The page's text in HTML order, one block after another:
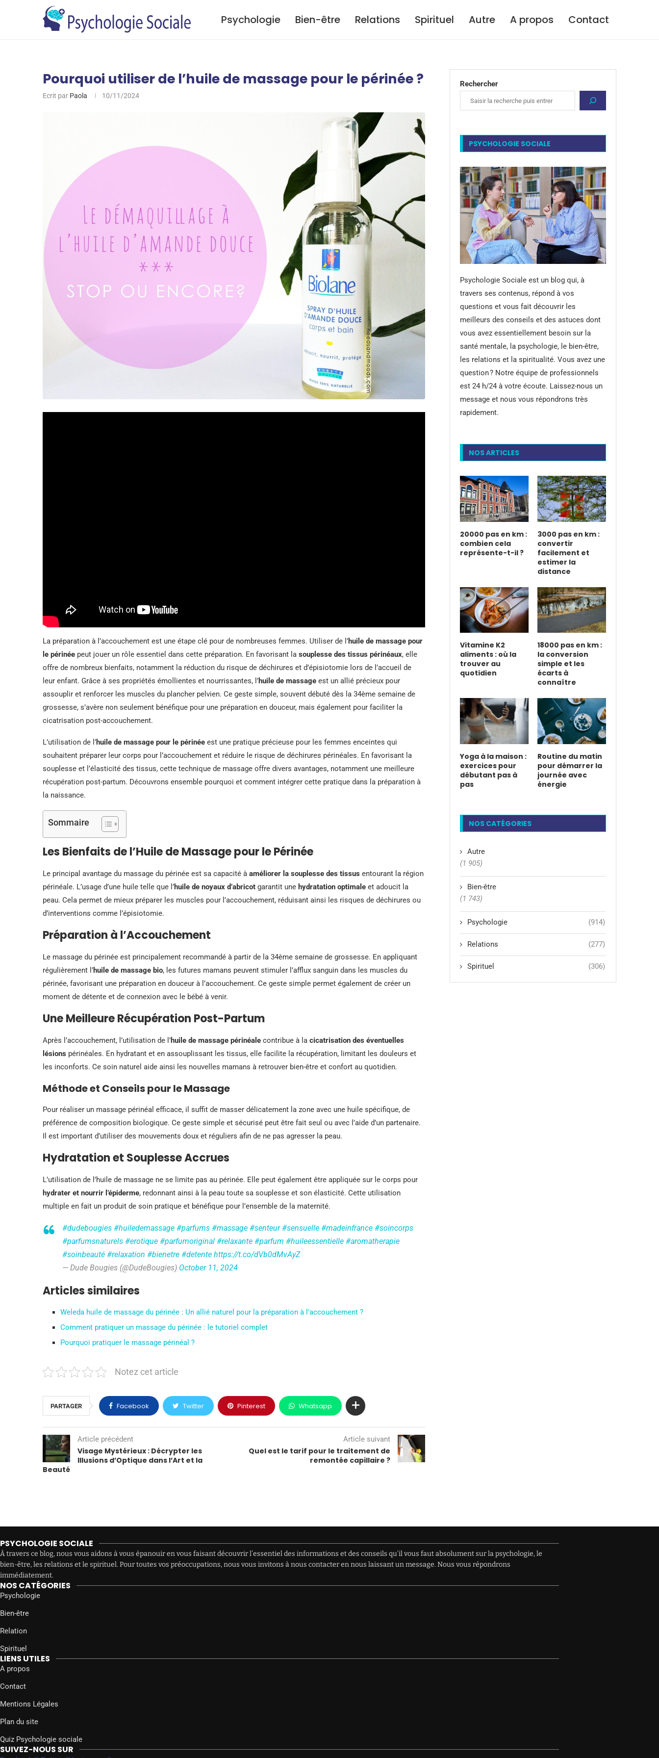
Psychologie Bien-être Relations Spirituel Autre A propos Contact
Pourquoi utiliser de l’huile de massage pour le périnée ?
Ecrit par Paola 10/11/2024
La préparation à l’accouchement est une étape clé pour de nombreuses femmes. Utiliser de l’huile de massage pour
le périnée peut jouer un rôle essentiel dans cette préparation. En favorisant la souplesse des tissus périnéaux, elle
offre de nombreux bienfaits, notamment la réduction du risque de déchirures et d’épisiotomie lors de l’accueil de
leur enfant. Grâce à ses propriétés émollientes et nourrissantes, l’huile de massage est un allié précieux pour
assouplir et renforcer les muscles du plancher pelvien. Ce geste simple, souvent débuté dès la 34ème semaine de
grossesse, s’avère non seulement bénéfique pour une préparation en douceur, mais également pour faciliter la
cicatrisation post-accouchement.
L’utilisation de l’huile de massage pour le périnée est une pratique précieuse pour les femmes enceintes qui
souhaitent préparer leur corps pour l’accouchement et réduire le risque de déchirures périnéales. En favorisant la
souplesse et l’élasticité des tissus, cette technique de massage offre divers avantages, notamment une meilleure
récupération post-partum. Découvrons ensemble pourquoi et comment intégrer cette pratique dans la préparation à
la naissance.
Sommaire
Les Bienfaits de l’Huile de Massage pour le Périnée
Le principal avantage du massage du périnée est sa capacité à améliorer la souplesse des tissus entourant la région
périnéale. L’usage d’une huile telle que l’huile de noyaux d’abricot garantit une hydratation optimale et adoucit la
peau. Cela permet de mieux préparer les muscles pour l’accouchement, réduisant ainsi les risques de déchirures ou
d’interventions comme l’épisiotomie.
Préparation à l’Accouchement
Le massage du périnée est principalement recommandé à partir de la 34ème semaine de grossesse. En appliquant
régulièrement l’huile de massage bio, les futures mamans peuvent stimuler l’afflux sanguin dans les muscles du
périnée, favorisant une préparation en douceur à l’accouchement. Ce geste simple permet également de créer un
moment de détente et de connexion avec le bébé à venir.
Une Meilleure Récupération Post-Partum
Après l’accouchement, l’utilisation de l’huile de massage périnéale contribue à la cicatrisation des éventuelles
lésions périnéales. En hydratant et en assouplissant les tissus, elle facilite la récupération, limitant les douleurs et
les inconforts. Ce soin naturel aide ainsi les nouvelles mamans à retrouver bien-être et confort au quotidien.
Méthode et Conseils pour le Massage
Pour réaliser un massage périnéal efficace, il suffit de masser délicatement la zone avec une huile spécifique, de
préférence de composition biologique. Ce geste simple et sécurisé peut être fait seul ou avec l’aide d’un partenaire.
Il est important d’utiliser des mouvements doux et réguliers afin de ne pas agresser la peau.
Hydratation et Souplesse Accrues
L’utilisation de l’huile de massage ne se limite pas au périnée. Elle peut également être appliquée sur le corps pour
hydrater et nourrir l’épiderme, redonnant ainsi à la peau toute sa souplesse et son élasticité. Cette utilisation
multiple en fait un produit de soin pratique et bénéfique pour l’ensemble de la maternité.
#dudebougies #huiledemassage #parfums #massage #senteur #sensuelle #madeinfrance #soincorps
#parfumsnaturels #erotique #parfumoriginal #relaxante #parfum #huileessentielle #aromatherapie
#soinbeauté #relaxation #bienetre #detente https://t.co/dVb0dMvAyZ
— Dude Bougies (@DudeBougies) October 11, 2024
Articles similaires
Weleda huile de massage du périnée : Un allié naturel pour la préparation à l’accouchement ?
Comment pratiquer un massage du périnée : le tutoriel complet
Pourquoi pratiquer le massage périnéal ?
Notez cet article
PARTAGER Facebook Twitter Pinterest Whatsapp
Article précédent
Visage Mystérieux : Décrypter les
Illusions d’Optique dans l’Art et la
Beauté
Article suivant
Quel est le tarif pour le traitement de
remontée capillaire ?
Rechercher
PSYCHOLOGIE SOCIALE
Psychologie Sociale est un blog qui, à
travers ses contenus, répond à vos
questions et vous fait découvrir les
meilleurs des conseils et des astuces dont
vous avez essentiellement besoin sur la
santé mentale, la psychologie, le bien-être,
les relations et la spiritualité. Vous avez une
question ? Notre équipe de professionnels
est 24 h/24 à votre écoute. Laissez-nous un
message et nous vous répondrons très
rapidement.
NOS ARTICLES
20000 pas en km :
combien cela
représente-t-il ?
3000 pas en km :
convertir
facilement et
estimer la
distance
Vitamine K2
aliments : où la
trouver au
quotidien
18000 pas en km :
la conversion
simple et les
écarts à
connaître
Yoga à la maison :
exercices pour
débutant pas à
pas
Routine du matin
pour démarrer la
journée avec
énergie
NOS CATÉGORIES
Autre
(1 905)
Bien-être
(1 743)
Psychologie (914)
Relations (277)
Spirituel (306)
PSYCHOLOGIE SOCIALE
À travers ce blog, nous vous aidons à vous épanouir en vous faisant découvrir l’essentiel des informations et des conseils qu’il vous faut absolument sur la psychologie, le
bien-être, les relations et le spirituel. Pour toutes vos préoccupations, nous vous invitons à nous contacter en nous laissant un message. Nous vous répondrons
immédiatement.
NOS CATÉGORIES
Psychologie
Bien-être
Relation
Spirituel
LIENS UTILES
A propos
Contact
Mentions Légales
Plan du site
Quiz Psychologie sociale
SUIVEZ-NOUS SUR